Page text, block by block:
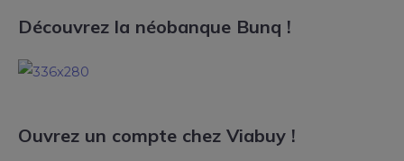
Découvrez la néobanque Bunq !
Ouvrez un compte chez Viabuy !